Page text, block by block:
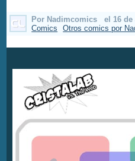
Por Nadimcomics el 16
Comics
Otros comics por